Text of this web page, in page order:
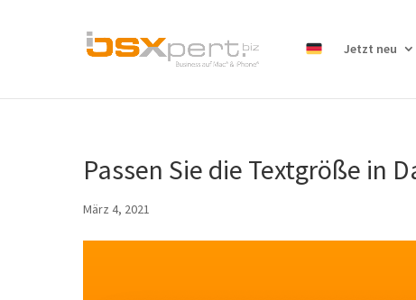
Jetzt neu
Passen Sie die Textgröße in
März 4, 2021